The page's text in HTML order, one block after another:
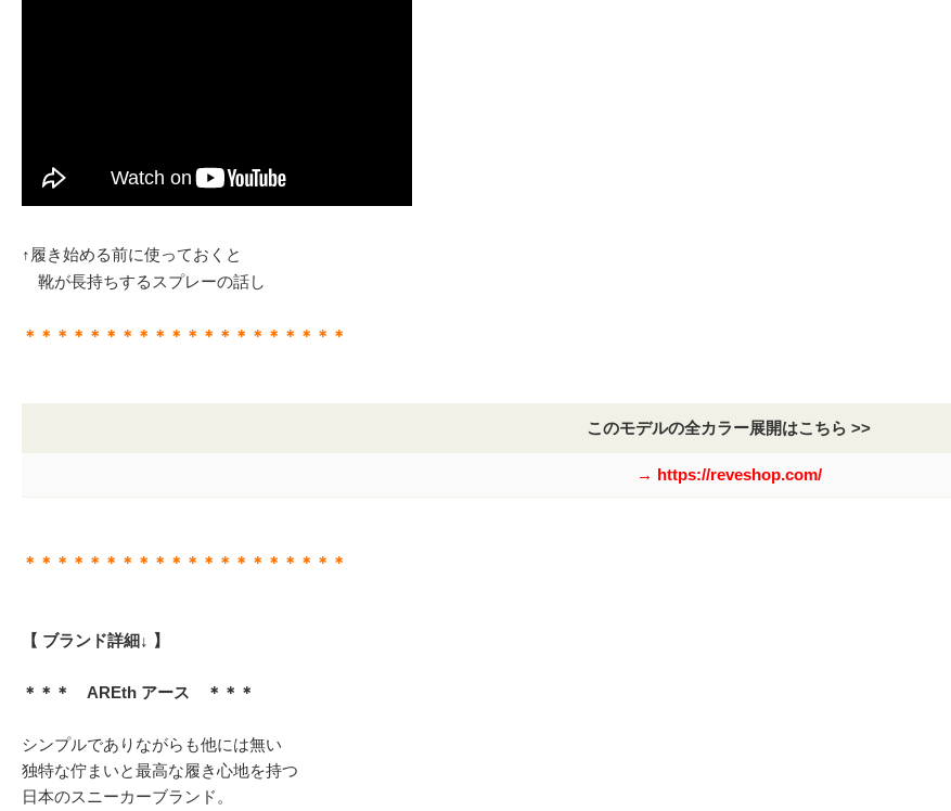
↑履き始める前に使っておくと
靴が長持ちするスプレーの話し
＊＊＊＊＊＊＊＊＊＊＊＊＊＊＊＊＊＊＊＊
このモデルの全カラー展開はこちら >>
→ https://reveshop.com/
＊＊＊＊＊＊＊＊＊＊＊＊＊＊＊＊＊＊＊＊
【 ブランド詳細↓ 】
＊＊＊ AREth アース ＊＊＊
シンプルでありながらも他には無い
独特な佇まいと最高な履き心地を持つ
日本のスニーカーブランド。